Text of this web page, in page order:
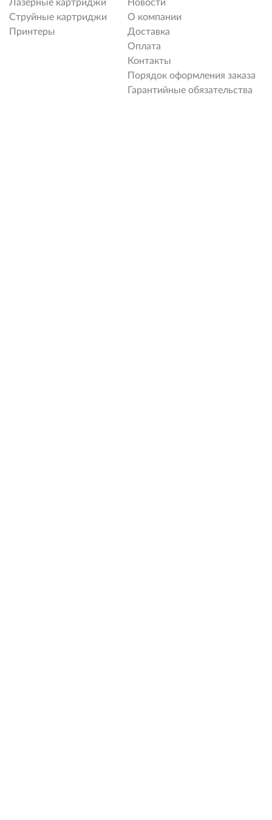
Лазерные картриджи
Струйные картриджи
Принтеры
Новости
О компании
Доставка
Оплата
Контакты
Порядок оформления заказа
Гарантийные обязательства